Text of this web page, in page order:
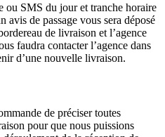
ou SMS du jour et tranche horaire
avis de passage vous sera déposé
de livraison et l’agence
faudra contacter l’agence dans
d’une nouvelle livraison.
de préciser toutes
pour que nous puissions